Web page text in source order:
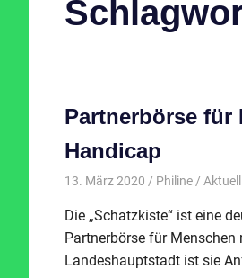
Partnerbörse für
Handicap
13. März 2020 Philine Aktuell
Die „Schatzkiste“ ist eine
Partnerbörse für
Landeshauptstadt ist sie